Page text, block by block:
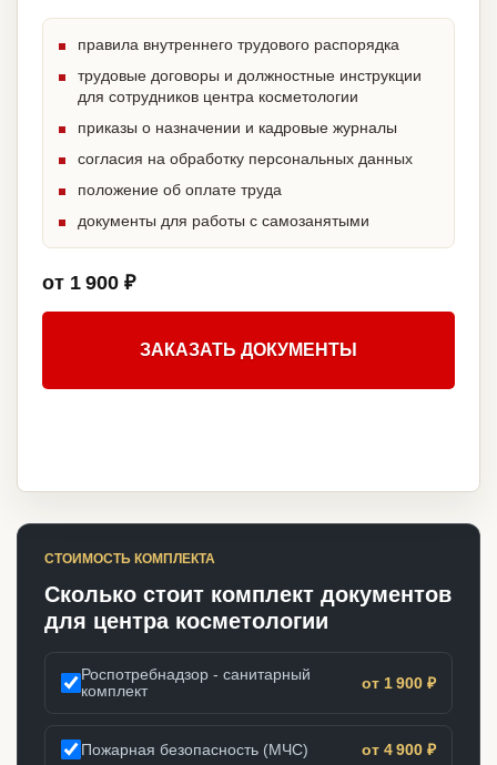
правила внутреннего трудового распорядка
трудовые договоры и должностные инструкции
для сотрудников центра косметологии
приказы о назначении и кадровые журналы
согласия на обработку персональных данных
положение об оплате труда
документы для работы с самозанятыми
от 1 900 ₽
ЗАКАЗАТЬ ДОКУМЕНТЫ
СТОИМОСТЬ КОМПЛЕКТА
Сколько стоит комплект документов
для центра косметологии
Роспотребнадзор - санитарный
комплект
от 1 900 ₽
Пожарная безопасность (МЧС) от 4 900 ₽